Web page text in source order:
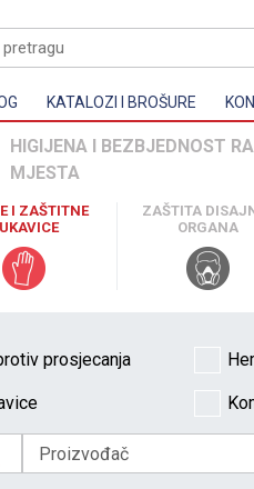
KATALOZI I BROŠURE
HIGIJENA I BEZBJEDNOST
MJESTA
I ZAŠTITNE
ZAŠTITA
ORGANA
prosjecanja